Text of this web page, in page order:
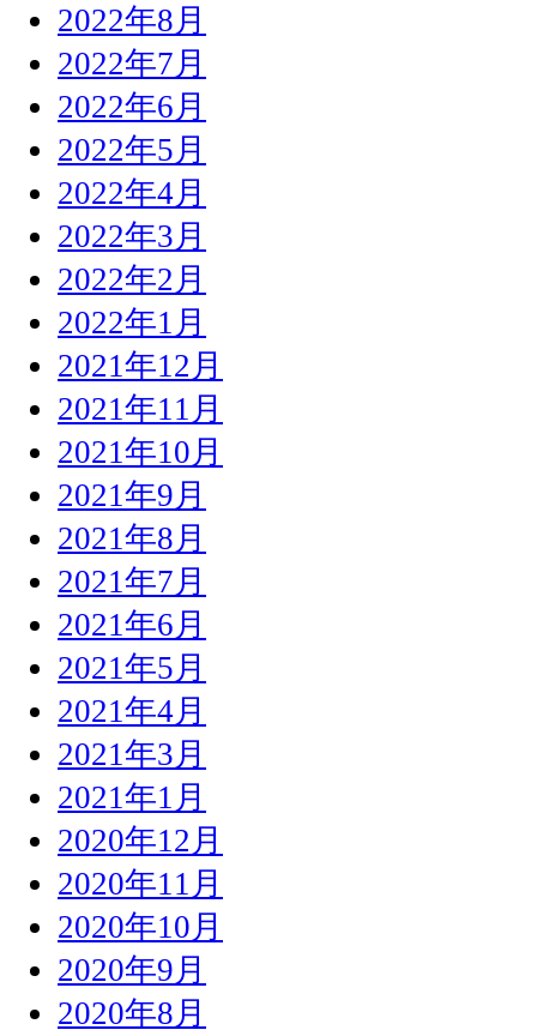
2022年8月
2022年7月
2022年6月
2022年5月
2022年4月
2022年3月
2022年2月
2022年1月
2021年12月
2021年11月
2021年10月
2021年9月
2021年8月
2021年7月
2021年6月
2021年5月
2021年4月
2021年3月
2021年1月
2020年12月
2020年11月
2020年10月
2020年9月
2020年8月